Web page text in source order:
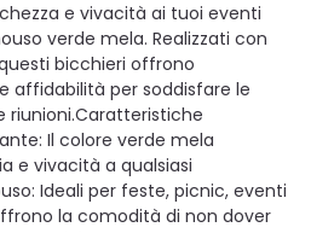
e vivacità ai tuoi eventi
verde mela. Realizzati con
bicchieri offrono
affidabilità per soddisfare le
riunioni.Caratteristiche
Il colore verde mela
e vivacità a qualsiasi
Ideali per feste, picnic, eventi
la comodità di non dover